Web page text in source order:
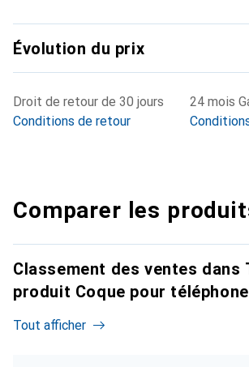
Évolution du prix
Droit de retour de 30 jours
Conditions de retour
24 mois
Comparer les
Classement des ventes dans
produit Coque pour
Tout afficher